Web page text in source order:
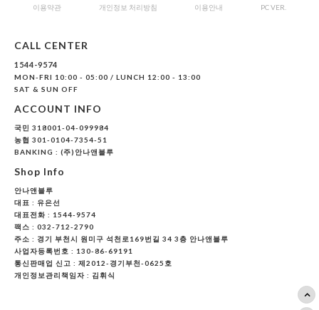
이용약관 개인정보 처리방침 이용안내 PC VER.
CALL CENTER
1544-9574
MON-FRI 10:00 - 05:00 / LUNCH 12:00 - 13:00
SAT & SUN OFF
ACCOUNT INFO
국민 318001-04-099984
농협 301-0104-7354-51
BANKING : (주)안나앤블루
Shop Info
안나앤블루
대표 : 유은선
대표전화 : 1544-9574
팩스 : 032-712-2790
주소 : 경기 부천시 원미구 석천로169번길 34 3층 안나앤블루
사업자등록번호 : 130-86-69191
통신판매업 신고 : 제2012-경기부천-0625호
개인정보관리책임자 : 김휘식